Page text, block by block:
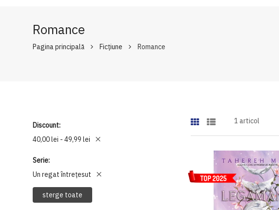
Romance
Pagina principală Ficțiune Romance
Discount
40,00 lei - 49,99 lei
Serie
Un regat întrețesut
sterge toate
1 articol